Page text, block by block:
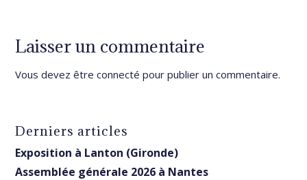
Laisser un commentaire
Vous devez êtreconnecté pour publier un commentaire.
Derniers articles
Exposition à Lanton (Gironde)
Assemblée générale 2026 à Nantes